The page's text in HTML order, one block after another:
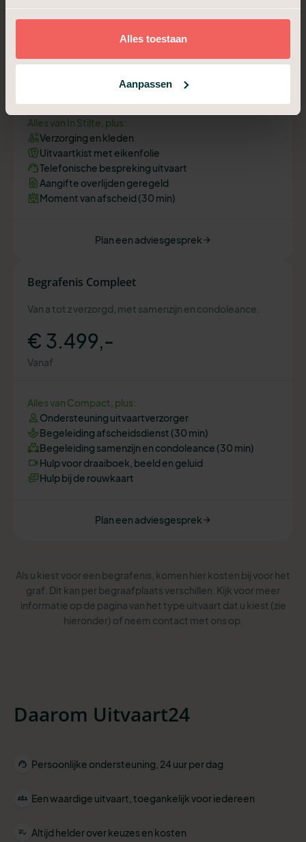
Alles toestaan
Aanpassen
€ 2.599,-
Alles van In Stilte, plus:
Verzorging en kleden
Uitvaartkist met eikenfolie
Telefonische bespreking uitvaart
Aangifte overlijden geregeld
Moment van afscheid (30 min)
Plan een adviesgesprek
Begrafenis Compleet
Van a tot z verzorgd, met samenzijn en condoleance.
€ 3.499,-
Vanaf
Alles van Compact, plus:
Ondersteuning uitvaartverzorger
Begeleiding afscheidsdienst (30 min)
Begeleiding samenzijn en condoleance (30 min)
Hulp voor draaiboek, beeld en geluid
Hulp bij de rouwkaart
Plan een adviesgesprek
Als u kiest voor een begrafenis, komen hier kosten bij voor het
graf. Dit kan per begraafplaats verschillen. Kijk voor meer
informatie op de pagina van het type uitvaart dat u kiest (zie
hieronder) of neem contact met ons op.
Daarom Uitvaart24
Persoonlijke ondersteuning, 24 uur per dag
Een waardige uitvaart, toegankelijk voor iedereen
Altijd helder over keuzes en kosten